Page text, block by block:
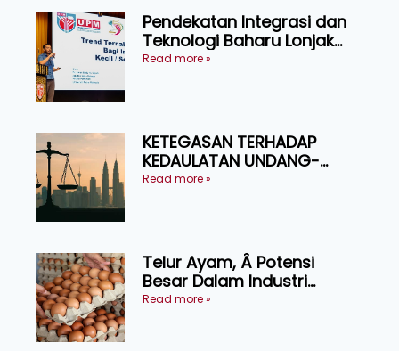
Pendekatan Integrasi dan
Teknologi Baharu Lonjak
Produktiviti Ternakan
Read more »
KETEGASAN TERHADAP
KEDAULATAN UNDANG-
UNDANG ASAS KEPADA
Read more »
Telur Ayam, Â Potensi
Besar Dalam Industri
Makanan, Kosmetik dan
Read more »